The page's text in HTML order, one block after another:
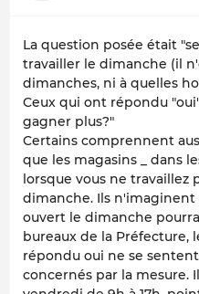
La question posée était
travailler le dimanche (il
dimanches, ni à quelles
Ceux qui ont répondu
gagner plus?"
Certains comprennent
que les magasins _ dans
lorsque vous ne travaillez
dimanche. Ils
ouvert le dimanche
bureaux de la Préfecture,
répondu oui ne se
concernés par la mesure.